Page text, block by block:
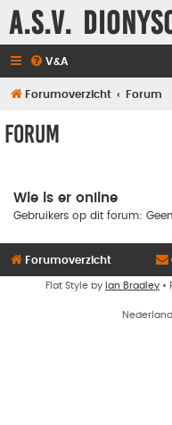
A.S.V.
V&A
Forumoverzicht Forum
Forum
Wie is er online
Gebruikers op dit forum:
Forumoverzicht
Flat Style by Ian Bradley •